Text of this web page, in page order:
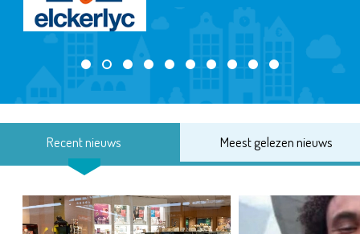
Recent nieuws Meest gelezen nieuws